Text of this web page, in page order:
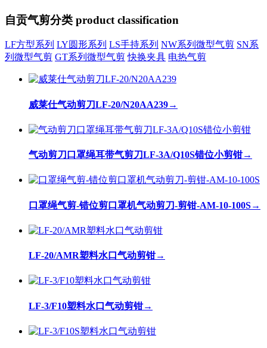
自贡气剪分类 product classification
LF方型系列 LY圆形系列 LS手持系列 NW系列微型气剪 SN系
列微型气剪 GT系列微型气剪 快换夹具 电热气剪
威莱仕气动剪刀LF-20/N20AA239→
气动剪刀口罩绳耳带气剪刀LF-3A/Q10S错位小剪钳→
口罩绳气剪-错位剪口罩机气动剪刀-剪钳-AM-10-100S→
LF-20/AMR塑料水口气动剪钳→
LF-3/F10塑料水口气动剪钳→